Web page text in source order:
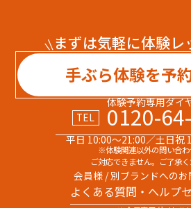
まずは気軽に体験レ
手ぶら体験を予
体験予約専用ダイ
TEL
0120-
平日 10:00～21:00／土日祝
※体験関連以外の問い合
ご対応できません。ご了承く
会員様 / 別ブランドへの
よくある質問・へルプ